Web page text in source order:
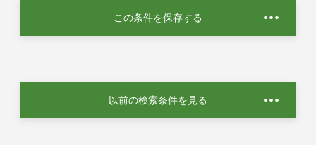
この条件を保存する
以前の検索条件を見る